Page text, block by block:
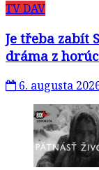
TV DAV
Je třeba zabít
dráma z
6. augusta